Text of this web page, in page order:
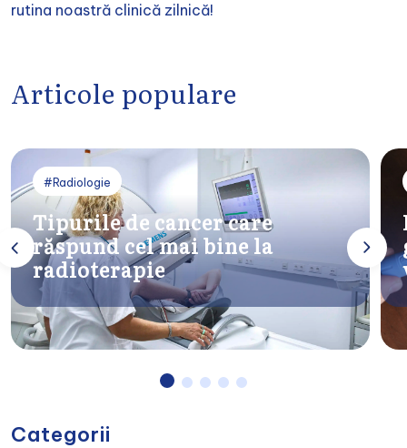
rutina noastră clinică zilnică!
Articole populare
#Radiologie
Tipurile de cancer care
răspund cel mai bine la
radioterapie
Categorii